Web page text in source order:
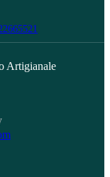
Artigianale